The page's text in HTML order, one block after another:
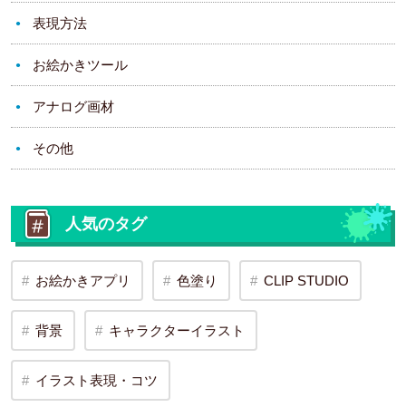
表現方法
お絵かきツール
アナログ画材
その他
人気のタグ
お絵かきアプリ 色塗り CLIP STUDIO
背景 キャラクターイラスト
イラスト表現・コツ